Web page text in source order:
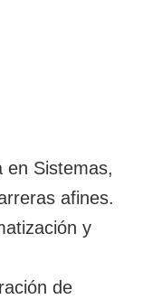
en Sistemas,
afines.
y
de